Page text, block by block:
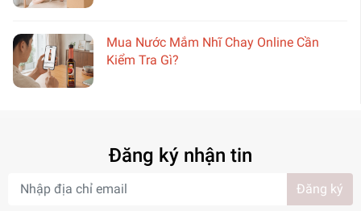
Mua Nước Mắm Nhĩ Chay Online Cần
Kiểm Tra Gì?
Đăng ký nhận tin
Đăng ký